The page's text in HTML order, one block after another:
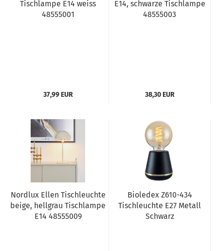
Tischlampe E14 weiss
48555001
37,99 EUR
E14, schwarze Tischlampe
48555003
38,30 EUR
Nordlux Ellen Tischleuchte
beige, hellgrau Tischlampe
E14 48555009
Bioledex Z610-434
Tischleuchte E27 Metall
Schwarz